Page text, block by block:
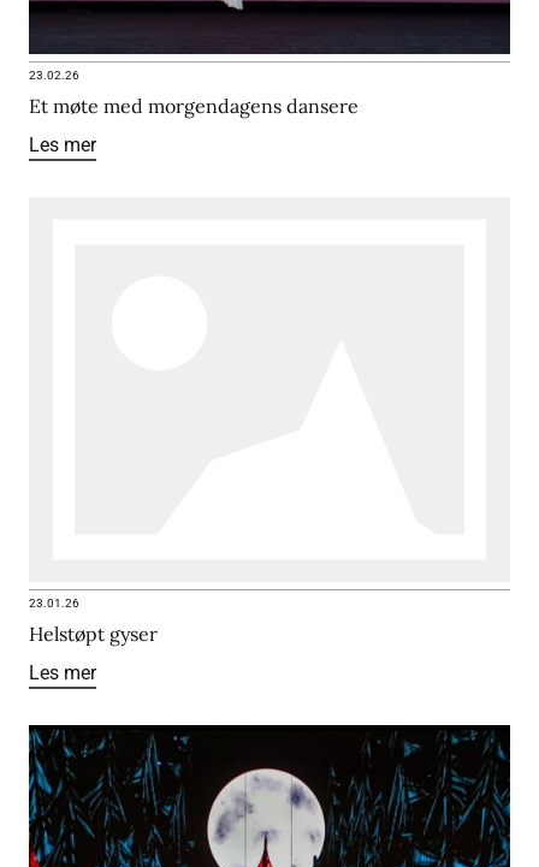
23.02.26
Et møte med morgendagens dansere
Les mer
23.01.26
Helstøpt gyser
Les mer